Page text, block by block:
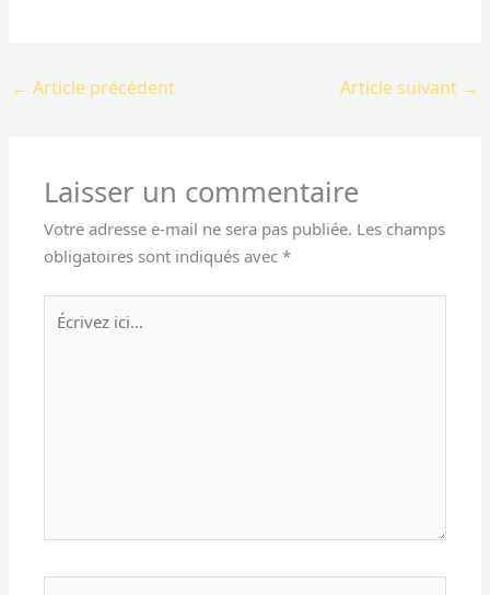
← Article précédent Article suivant →
Laisser un commentaire
Votre adresse e-mail ne sera pas publiée. Les champs
obligatoires sont indiqués avec*
Écrivez
ici…